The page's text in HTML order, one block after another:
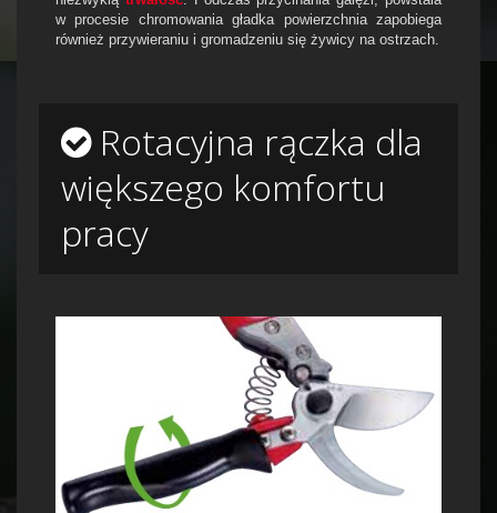
w procesie chromowania gładka powierzchnia zapobiega
również przywieraniu i gromadzeniu się żywicy na ostrzach.
Rotacyjna rączka dla
większego komfortu
pracy